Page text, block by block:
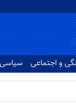
و اجتماعی